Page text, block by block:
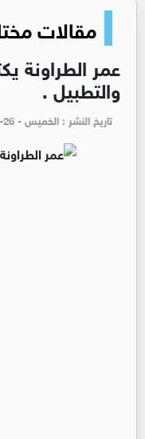
مقالات
عمر الطراونة
والتطبيل .
تاريخ النشر : الخميس - am 12:00 | 2020-11-26